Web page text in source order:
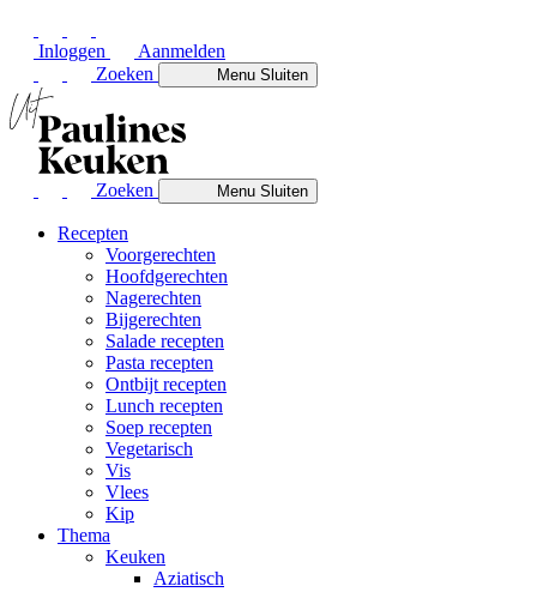
Inloggen
Aanmelden
Zoeken
MenuSluiten
Zoeken MenuSluiten
Recepten
Voorgerechten
Hoofdgerechten
Nagerechten
Bijgerechten
Salade recepten
Pasta recepten
Ontbijt recepten
Lunch recepten
Soep recepten
Vegetarisch
Vis
Vlees
Kip
Thema
Keuken
Aziatisch